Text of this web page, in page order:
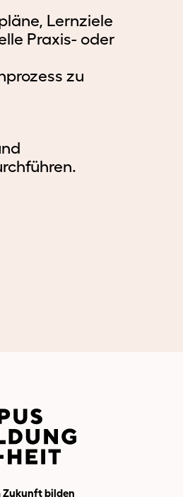
Lernziele
Praxis- oder
zu
Zukunft bilden